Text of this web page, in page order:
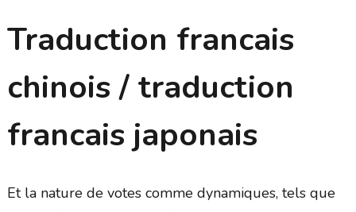
Traduction francais
chinois / traduction
francais japonais
Et la nature de votes comme dynamiques, tels que